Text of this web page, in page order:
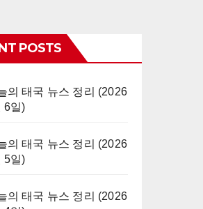
POSTS
의 태국 뉴스 정리 (2026
6일)
의 태국 뉴스 정리 (2026
5일)
의 태국 뉴스 정리 (2026